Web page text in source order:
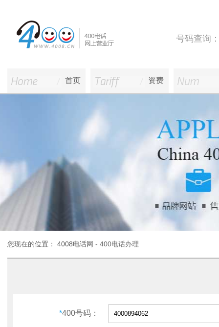
号码查询
首页 资费
您现在的位置： 4008电话网 - 400电话办理
*400号码：